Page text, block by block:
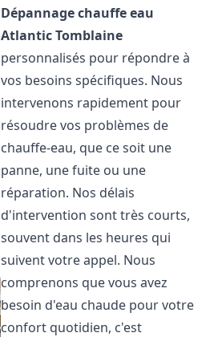
Dépannage chauffe eau
AtlanticTomblaine
personnalisés pour répondre à
vos besoins spécifiques. Nous
intervenons rapidement pour
résoudre vos problèmes de
chauffe-eau, que ce soit une
panne, une fuite ou une
réparation. Nos délais
d'intervention sont très courts,
souvent dans les heures qui
suivent votre appel. Nous
comprenons que vous avez
besoin d'eau chaude pour votre
confort quotidien, c'est